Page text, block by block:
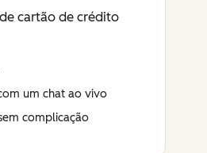
cartão de crédito
um chat ao vivo
complicação